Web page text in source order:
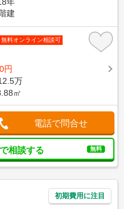
建
無料オンライン相談可
円
万
㎡
電話で問合せ
相談する 無料
初期費用に注目